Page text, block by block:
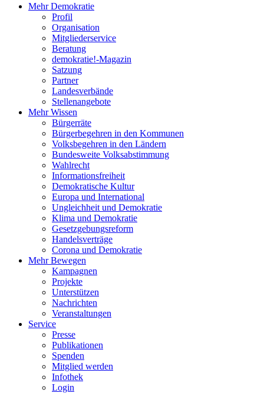
Mehr Demokratie
Profil
Organisation
Mitgliederservice
Beratung
demokratie!-Magazin
Satzung
Partner
Landesverbände
Stellenangebote
Mehr Wissen
Bürgerräte
Bürgerbegehren in den Kommunen
Volksbegehren in den Ländern
Bundesweite Volksabstimmung
Wahlrecht
Informationsfreiheit
Demokratische Kultur
Europa und International
Ungleichheit und Demokratie
Klima und Demokratie
Gesetzgebungsreform
Handelsverträge
Corona und Demokratie
Mehr Bewegen
Kampagnen
Projekte
Unterstützen
Nachrichten
Veranstaltungen
Service
Presse
Publikationen
Spenden
Mitglied werden
Infothek
Login